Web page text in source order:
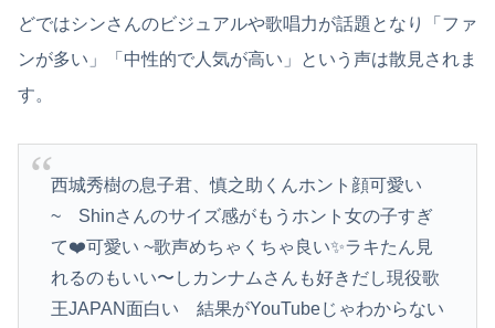
どではシンさんのビジュアルや歌唱力が話題となり「ファ
ンが多い」「中性的で人気が高い」という声は散見されま
す。
西城秀樹の息子君、慎之助くんホント顔可愛い
~ Shinさんのサイズ感がもうホント女の子すぎ
て❤️可愛い ~歌声めちゃくちゃ良い✨ラキたん見
れるのもいい〜しカンナムさんも好きだし現役歌
王JAPAN面白い 結果がYouTubeじゃわからない